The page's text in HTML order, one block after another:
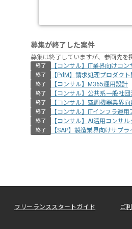
募集が終了した案件
募集は終了していますが、参画先を
終了 【コンサル】IT業界向けコン
終了 【PdM】請求処理プロダク
終了 【コンサル】M365運用設計
終了 【コンサル】公共系一般社
終了 【コンサル】空調機器業界
終了 【コンサル】ITインフラ運
終了 【コンサル】AI活用コンサル
終了 【SAP】製造業界向けサプ
フリーランススタートガイド ご